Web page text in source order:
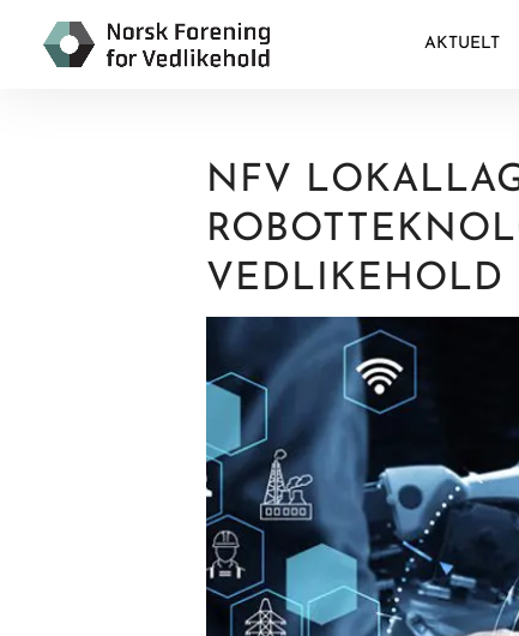
AKTUELT
NFV
VEDLIKEHOLD